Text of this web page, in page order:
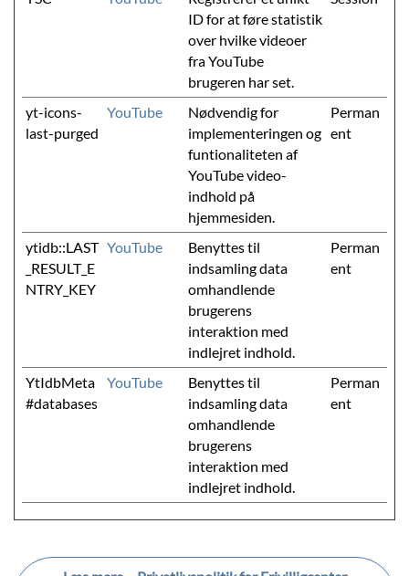
ID for at føre statistik
over hvilke videoer
fra YouTube
brugeren har set.
yt-icons-
last-purged
YouTube
Nødvendig for
implementeringen og
funtionaliteten af
YouTube video-
indhold på
hjemmesiden.
Perman
ent
ytidb::LAST
_RESULT_E
NTRY_KEY
YouTube
Benyttes til
indsamling data
omhandlende
brugerens
interaktion med
indlejret indhold.
Perman
ent
YtIdbMeta
#databases
YouTube
Benyttes til
indsamling data
omhandlende
brugerens
interaktion med
indlejret indhold.
Perman
ent